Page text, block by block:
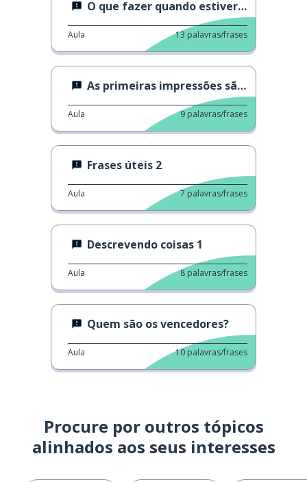
O que fazer quando estiver deprimido
Aula 13 palavras/frases
As primeiras impressões são importantes?
Aula 9 palavras/frases
Frases úteis 2
Aula 7 palavras/frases
Descrevendo coisas 1
Aula 8 palavras/frases
Quem são os vencedores?
Aula 10 palavras/frases
Procure por outros tópicos
alinhados aos seus interesses